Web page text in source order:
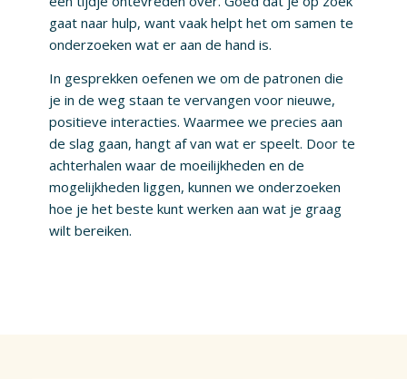
gaat naar hulp, want vaak helpt het om samen te
onderzoeken wat er aan de hand is.
In gesprekken oefenen we om de patronen die
je in de weg staan te vervangen voor nieuwe,
positieve interacties. Waarmee we precies aan
de slag gaan, hangt af van wat er speelt. Door te
achterhalen waar de moeilijkheden en de
mogelijkheden liggen, kunnen we onderzoeken
hoe je het beste kunt werken aan wat je graag
wilt bereiken.